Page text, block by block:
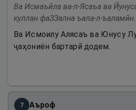
Ва Исмаъӣла ва-л-Ясаъа ва
куллан фаЗЗална ъала-л-ъаламӣн.
Ва Исмоилу Алясаъ ва Юнусу
ҷаҳониён бартарӣ додем.
7 Аъроф